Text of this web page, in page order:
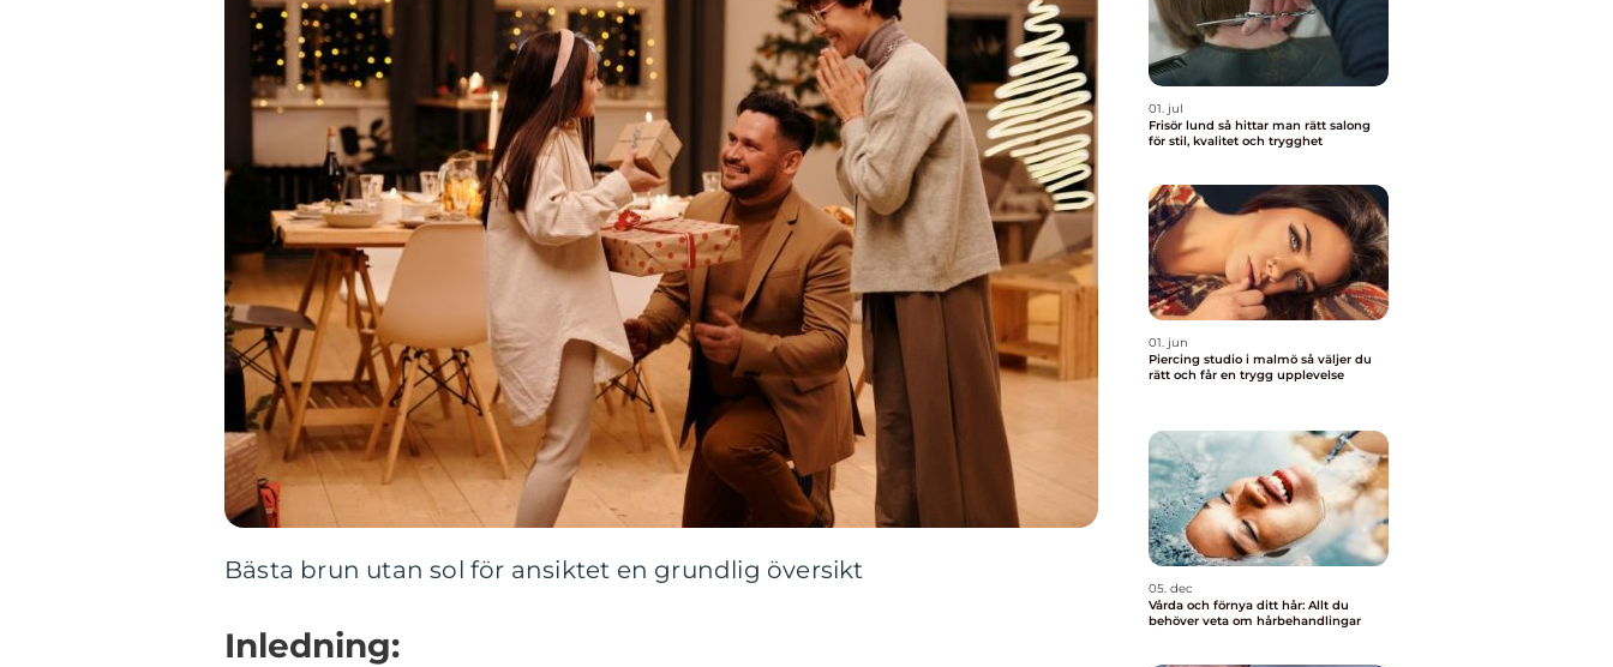
Bästa brun utan sol för ansiktet en grundlig översikt
Inledning:
01. jul
Frisör lund så hittar man rätt salong
för stil, kvalitet och trygghet
01. jun
Piercing studio i malmö så väljer du
rätt och får en trygg upplevelse
05. dec
Vårda och förnya ditt hår: Allt du
behöver veta om hårbehandlingar